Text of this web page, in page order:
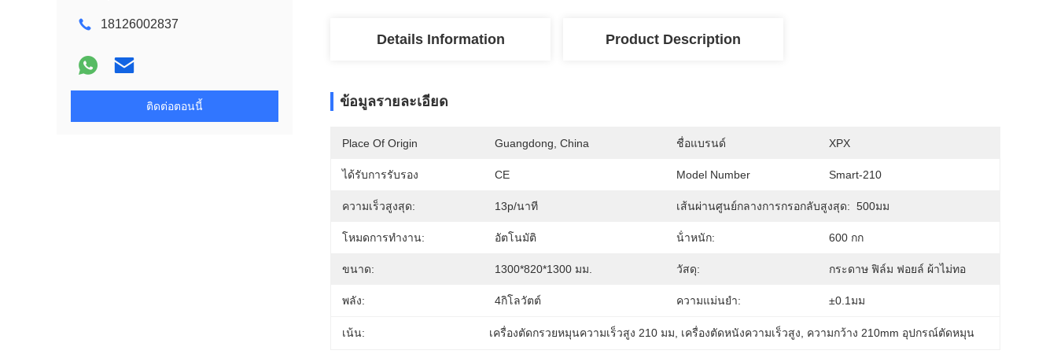
18126002837
ติดต่อตอนนี้
Details Information Product Description
ข้อมูลรายละเอียด
Place Of Origin Guangdong, China ชื่อแบรนด์ XPX
ได้รับการรับรอง CE Model Number Smart-210
ความเร็วสูงสุด: 13p/นาที เส้นผ่านศูนย์กลางการกรอกลับสูงสุด: 500มม
โหมดการทำงาน: อัตโนมัติ น้ําหนัก: 600 กก
ขนาด: 1300*820*1300 มม. วัสดุ: กระดาษ ฟิล์ม ฟอยล์ ผ้าไม่ทอ
พลัง: 4กิโลวัตต์ ความแม่นยำ: ±0.1มม
เน้น: เครื่องตัดกรวยหมุนความเร็วสูง 210 มม เครื่องตัดหนังความเร็วสูง ความกว้าง 210mm อุปกรณ์ตัดหมุน